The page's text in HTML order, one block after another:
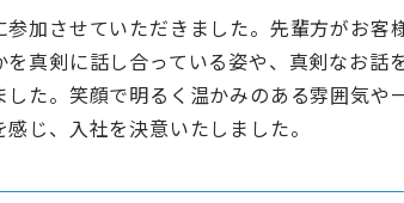
加させていただきました。先輩方がお客
真剣に話し合っている姿や、真剣なお話
た。笑顔で明るく温かみのある雰囲気や
じ、入社を決意いたしました。